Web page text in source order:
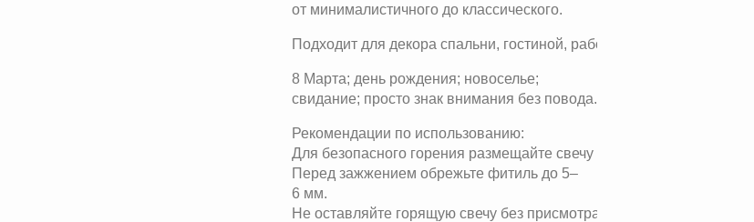
от минималистичного до классического.
Подходит для декора спальни, гостиной, рабочего кабинета или
8 Марта; день рождения; новоселье;
свидание; просто знак внимания без повода.
Рекомендации по использованию:
Для безопасного горения размещайте свечу на подставке или
Перед зажжением обрежьте фитиль до 5–
6 мм.
Не оставляйте горящую свечу без присмотра и вдали от